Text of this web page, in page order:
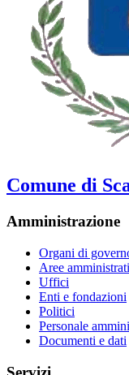
Comune di
Amministrazione
Organi di
Aree
Uffici
Enti e fondazioni
Politici
Personale
Documenti e dati